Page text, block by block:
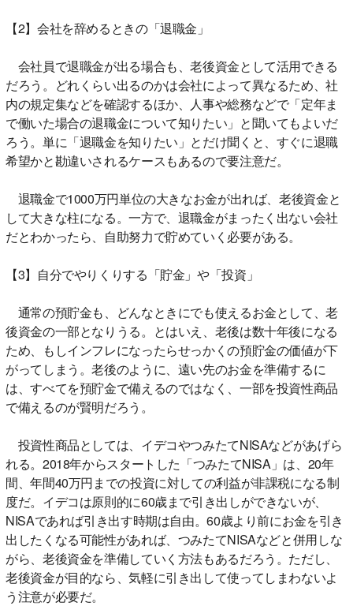
【2】会社を辞めるときの「退職金」
会社員で退職金が出る場合も、老後資金として活用できる
だろう。どれくらい出るのかは会社によって異なるため、社
内の規定集などを確認するほか、人事や総務などで「定年ま
で働いた場合の退職金について知りたい」と聞いてもよいだ
ろう。単に「退職金を知りたい」とだけ聞くと、すぐに退職
希望かと勘違いされるケースもあるので要注意だ。
退職金で1000万円単位の大きなお金が出れば、老後資金と
して大きな柱になる。一方で、退職金がまったく出ない会社
だとわかったら、自助努力で貯めていく必要がある。
【3】自分でやりくりする「貯金」や「投資」
通常の預貯金も、どんなときにでも使えるお金として、老
後資金の一部となりうる。とはいえ、老後は数十年後になる
ため、もしインフレになったらせっかくの預貯金の価値が下
がってしまう。老後のように、遠い先のお金を準備するに
は、すべてを預貯金で備えるのではなく、一部を投資性商品
で備えるのが賢明だろう。
投資性商品としては、イデコやつみたてNISAなどがあげら
れる。2018年からスタートした「つみたてNISA」は、20年
間、年間40万円までの投資に対しての利益が非課税になる制
度だ。イデコは原則的に60歳まで引き出しができないが、
NISAであれば引き出す時期は自由。60歳より前にお金を引き
出したくなる可能性があれば、つみたてNISAなどと併用しな
がら、老後資金を準備していく方法もあるだろう。ただし、
老後資金が目的なら、気軽に引き出して使ってしまわないよ
う注意が必要だ。